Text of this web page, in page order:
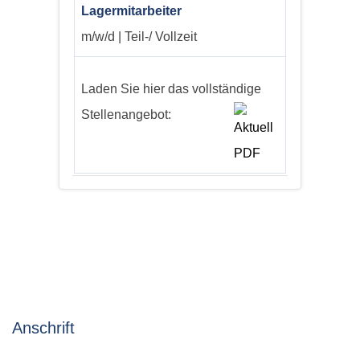
Lagermitarbeiter
m/w/d | Teil-/ Vollzeit
Laden Sie hier das vollständige
Stellenangebot:
Anschrift